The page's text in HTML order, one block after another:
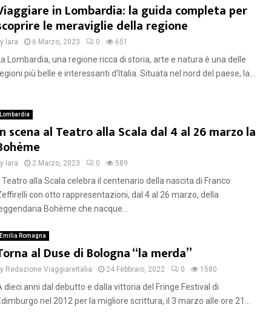
in Lombardia: la guida completa per
le meraviglie della regione
lara 6 Marzo, 2023 0 651
La Lombardia, una regione ricca di storia, arte e natura è una delle
più belle e interessanti d’Italia. Situata nel nord del paese, la...
Lombardia
scena al Teatro alla Scala dal 4 al 26 marzo la
lara 2 Marzo, 2023 0 589
Il Teatro alla Scala celebra il centenario della nascita di Franco
con otto rappresentazioni, dal 4 al 26 marzo, della
Bohème che nacque...
Emilia Romagna
al Duse di Bologna “la merda”
Redazione ViaggiareItalia 24 Febbraio, 2022 0 1580
dieci anni dal debutto e dalla vittoria del Fringe Festival di
nel 2012 per la migliore scrittura, il 3 marzo alle ore 21...